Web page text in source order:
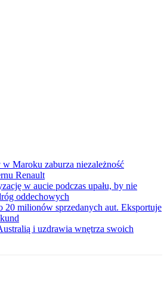
Maroku zaburza niezależność
Renault
w aucie podczas upału, by nie
oddechowych
20 milionów sprzedanych aut. Eksportuje
i uzdrawia wnętrza swoich